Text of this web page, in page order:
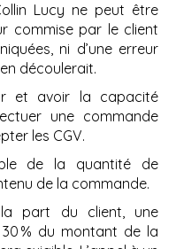
Lucy ne peut être
commise par le client
ni d’une erreur
découlerait.
et avoir la capacité
une commande
les CGV.
de la quantité de
de la commande.
part du client, une
% du montant de la